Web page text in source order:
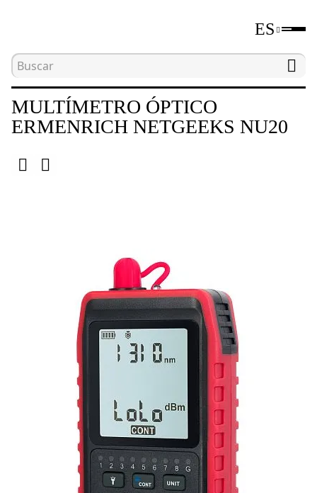
ES
Inicio Herramientas para
MULTÍMETRO ÓPTICO
ERMENRICH NETGEEKS NU20